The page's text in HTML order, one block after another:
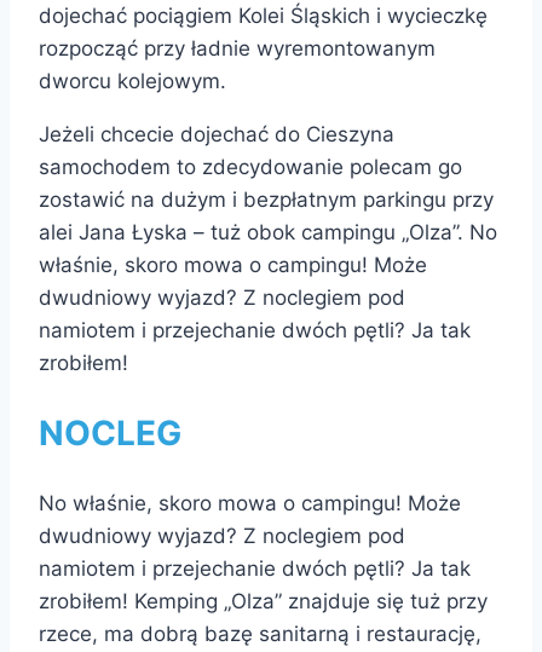
dojechać pociągiem Kolei Śląskich i wycieczkę
rozpocząć przy ładnie wyremontowanym
dworcu kolejowym.
Jeżeli chcecie dojechać do Cieszyna
samochodem to zdecydowanie polecam go
zostawić na dużym i bezpłatnym parkingu przy
alei Jana Łyska – tuż obok campingu „Olza”. No
właśnie, skoro mowa o campingu! Może
dwudniowy wyjazd? Z noclegiem pod
namiotem i przejechanie dwóch pętli? Ja tak
zrobiłem!
NOCLEG
No właśnie, skoro mowa o campingu! Może
dwudniowy wyjazd? Z noclegiem pod
namiotem i przejechanie dwóch pętli? Ja tak
zrobiłem! Kemping „Olza” znajduje się tuż przy
rzece, ma dobrą bazę sanitarną i restaurację,